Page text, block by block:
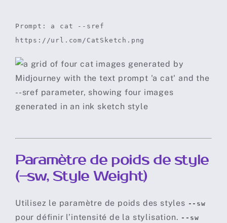
Prompt: a cat --sref
https://url.com/CatSketch.png
Paramètre de poids de style
(–sw, Style Weight)
Utilisez le paramètre de poids des styles --sw
pour définir l’intensité de la stylisation. --sw